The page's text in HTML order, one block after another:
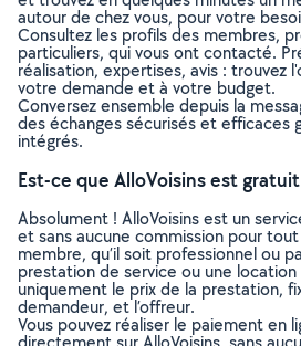
autour de chez vous, pour votre
Consultez les profils des membres,
particuliers, qui vous ont contacté.
réalisation, expertises, avis : trouvez
votre demande et à votre budget.
Conversez ensemble depuis la
des échanges sécurisés et efficaces
intégrés.
Est-ce que AlloVoisins est
Absolument ! AlloVoisins est un
et sans aucune commission pour
membre, qu’il soit professionnel ou
prestation de service ou une location
uniquement le prix de la prestation,
demandeur, et l’offreur.
Vous pouvez réaliser le paiement en